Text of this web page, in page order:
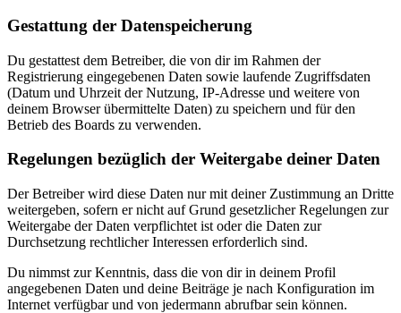
Gestattung der Datenspeicherung
Du gestattest dem Betreiber, die von dir im Rahmen der
Registrierung eingegebenen Daten sowie laufende Zugriffsdaten
(Datum und Uhrzeit der Nutzung, IP-Adresse und weitere von
deinem Browser übermittelte Daten) zu speichern und für den
Betrieb des Boards zu verwenden.
Regelungen bezüglich der Weitergabe deiner Daten
Der Betreiber wird diese Daten nur mit deiner Zustimmung an Dritte
weitergeben, sofern er nicht auf Grund gesetzlicher Regelungen zur
Weitergabe der Daten verpflichtet ist oder die Daten zur
Durchsetzung rechtlicher Interessen erforderlich sind.
Du nimmst zur Kenntnis, dass die von dir in deinem Profil
angegebenen Daten und deine Beiträge je nach Konfiguration im
Internet verfügbar und von jedermann abrufbar sein können.